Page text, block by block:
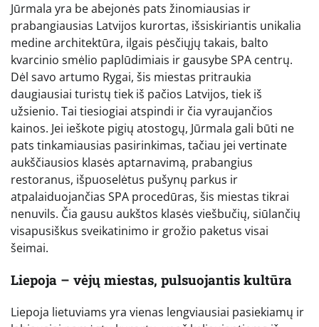
Jūrmala yra be abejonės pats žinomiausias ir
prabangiausias Latvijos kurortas, išsiskiriantis unikalia
medine architektūra, ilgais pėsčiųjų takais, balto
kvarcinio smėlio paplūdimiais ir gausybe SPA centrų.
Dėl savo artumo Rygai, šis miestas pritraukia
daugiausiai turistų tiek iš pačios Latvijos, tiek iš
užsienio. Tai tiesiogiai atspindi ir čia vyraujančios
kainos. Jei ieškote pigių atostogų, Jūrmala gali būti ne
pats tinkamiausias pasirinkimas, tačiau jei vertinate
aukščiausios klasės aptarnavimą, prabangius
restoranus, išpuoselėtus pušynų parkus ir
atpalaiduojančias SPA procedūras, šis miestas tikrai
nenuvils. Čia gausu aukštos klasės viešbučių, siūlančių
visapusiškus sveikatinimo ir grožio paketus visai
šeimai.
Liepoja – vėjų miestas, pulsuojantis kultūra
Liepoja lietuviams yra vienas lengviausiai pasiekiamų ir